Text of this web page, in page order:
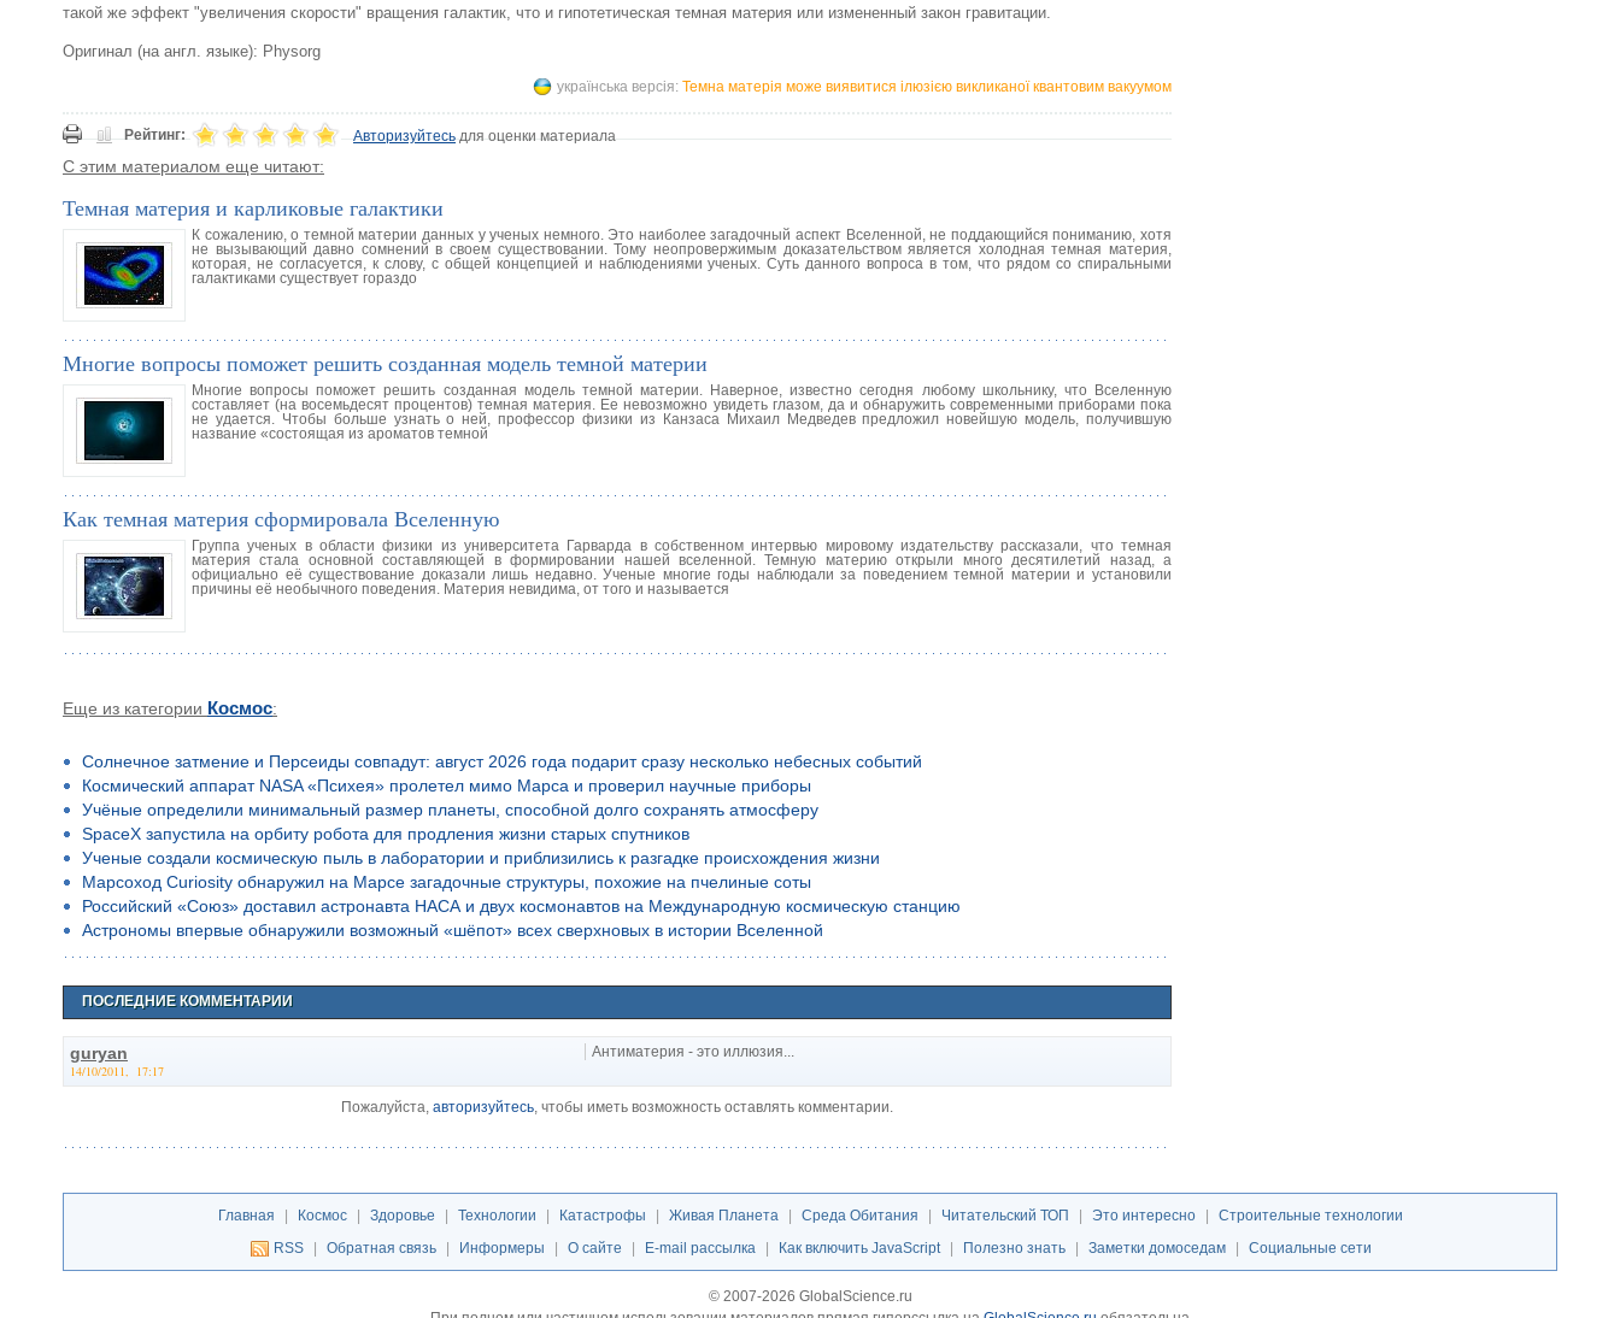
такой же эффект "увеличения скорости" вращения галактик, что и гипотетическая темная материя или измененный закон гравитации.
Оригинал (на англ. языке): Physorg
українська версія: Темна матерія може виявитися ілюзією викликаної квантовим вакуумом
Рейтинг: Авторизуйтесьдля оценки материала
С этим материалом еще читают:
Темная материя и карликовые галактики
К сожалению, о темной материи данных у ученых немного. Это наиболее загадочный аспект Вселенной, не поддающийся пониманию, хотя
не вызывающий давно сомнений в своем существовании. Тому неопровержимым доказательством является холодная темная материя,
которая, не согласуется, к слову, с общей концепцией и наблюдениями ученых. Суть данного вопроса в том, что рядом со спиральными
галактиками существует гораздо
Многие вопросы поможет решить созданная модель темной материи
Многие вопросы поможет решить созданная модель темной материи. Наверное, известно сегодня любому школьнику, что Вселенную
составляет (на восемьдесят процентов) темная материя. Ее невозможно увидеть глазом, да и обнаружить современными приборами пока
не удается. Чтобы больше узнать о ней, профессор физики из Канзаса Михаил Медведев предложил новейшую модель, получившую
название «состоящая из ароматов темной
Как темная материя сформировала Вселенную
Группа ученых в области физики из университета Гарварда в собственном интервью мировому издательству рассказали, что темная
материя стала основной составляющей в формировании нашей вселенной. Темную материю открыли много десятилетий назад, а
официально её существование доказали лишь недавно. Ученые многие годы наблюдали за поведением темной материи и установили
причины её необычного поведения. Материя невидима, от того и называется
Еще из категории Космос:
Солнечное затмение и Персеиды совпадут: август 2026 года подарит сразу несколько небесных событий
Космический аппарат NASA «Психея» пролетел мимо Марса и проверил научные приборы
Учёные определили минимальный размер планеты, способной долго сохранять атмосферу
SpaceX запустила на орбиту робота для продления жизни старых спутников
Ученые создали космическую пыль в лаборатории и приблизились к разгадке происхождения жизни
Марсоход Curiosity обнаружил на Марсе загадочные структуры, похожие на пчелиные соты
Российский «Союз» доставил астронавта НАСА и двух космонавтов на Международную космическую станцию
Астрономы впервые обнаружили возможный «шёпот» всех сверхновых в истории Вселенной
ПОСЛЕДНИЕ КОММЕНТАРИИ
guryan
14/10/2011, 17:17
Антиматерия - это иллюзия...
Пожалуйста, авторизуйтесь, чтобы иметь возможность оставлять комментарии.
Главная Космос Здоровье Технологии Катастрофы Живая Планета Среда Обитания Читательский ТОП Это интересно
Строительные технологии
RSS
Обратная связь Информеры О сайте E-mail рассылка Как включить JavaScript Полезно знать Заметки домоседам Социальные сети
© 2007-2026 GlobalScience.ru